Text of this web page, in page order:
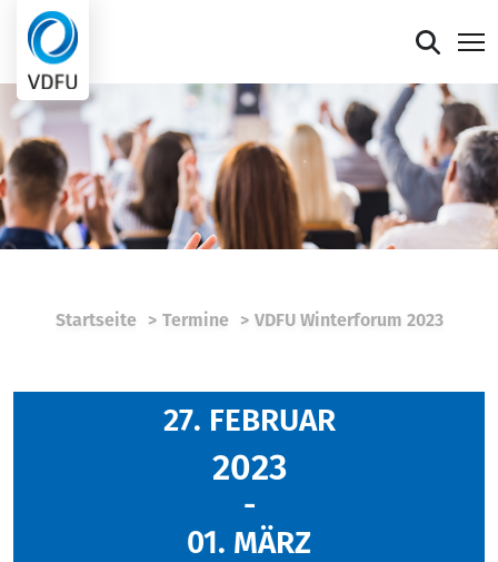
Mitgliederportal
Verband
Mitglieder
Startseite Termine VDFU Winterforum 2023
27. FEBRUAR
2023
-
01. MÄRZ